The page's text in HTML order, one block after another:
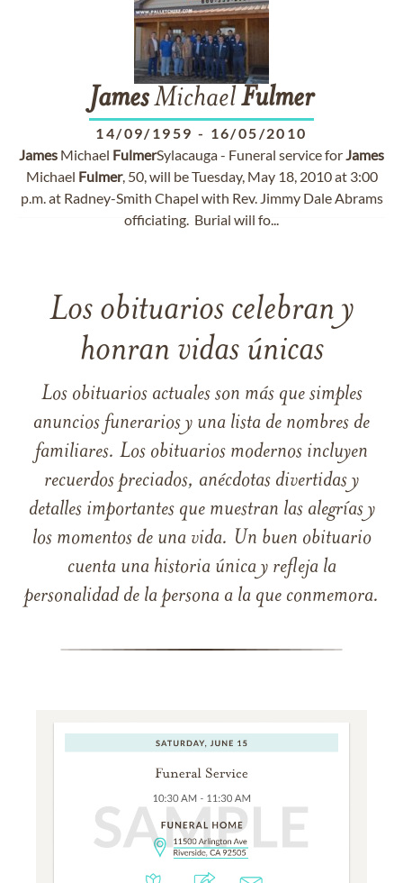
JamesMichaelFulmer
14/09/1959 - 16/05/2010
James Michael FulmerSylacauga - Funeral service forJames
Michael Fulmer, 50, will be Tuesday, May 18, 2010 at 3:00
p.m. at Radney-Smith Chapel with Rev. Jimmy Dale Abrams
officiating. Burial will fo...
Los obituarios celebran y
honran vidas únicas
Los obituarios actuales son más que simples
anuncios funerarios y una lista de nombres de
familiares. Los obituarios modernos incluyen
recuerdos preciados, anécdotas divertidas y
detalles importantes que muestran las alegrías y
los momentos de una vida. Un buen obituario
cuenta una historia única y refleja la
personalidad de la persona a la que conmemora.